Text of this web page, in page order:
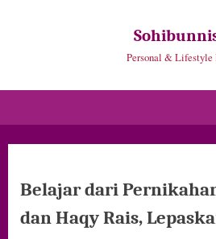
Personal & Lifestyle
Belajar dari
dan Haqy Rais,